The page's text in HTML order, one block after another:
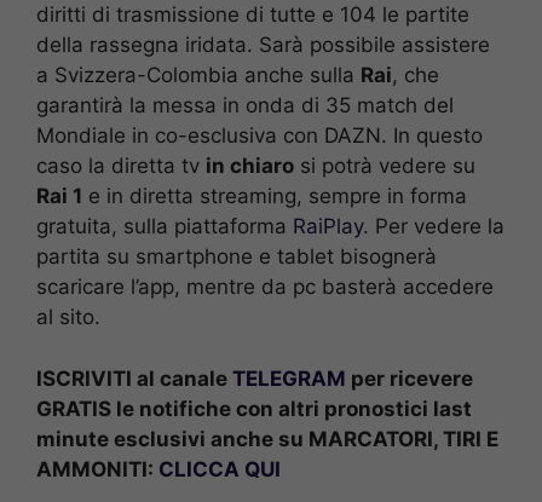
diritti di trasmissione di tutte e 104 le partite
della rassegna iridata. Sarà possibile assistere
a Svizzera-Colombia anche sulla Rai, che
garantirà la messa in onda di 35 match del
Mondiale in co-esclusiva con DAZN. In questo
caso la diretta tv in chiaro si potrà vedere su
Rai 1 e in diretta streaming, sempre in forma
gratuita, sulla piattaforma RaiPlay. Per vedere la
partita su smartphone e tablet bisognerà
scaricare l’app, mentre da pc basterà accedere
al sito.
ISCRIVITI al canale TELEGRAM per ricevere
GRATIS le notifiche con altri pronostici last
minute esclusivi anche su MARCATORI, TIRI E
AMMONITI: CLICCA QUI